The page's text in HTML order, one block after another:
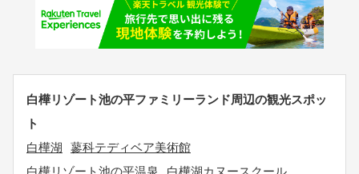
白樺リゾート池の平ファミリーランド周辺の観光スポッ
ト
白樺湖
蓼科テディベア美術館
白樺リゾート池の平温泉
白樺湖カヌースクール